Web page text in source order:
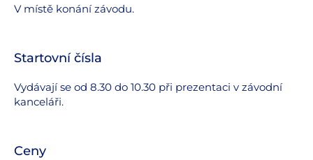
V místě konání závodu.
Startovní čísla
Vydávají se od 8.30 do 10.30 při prezentaci v závodní
kanceláři.
Ceny